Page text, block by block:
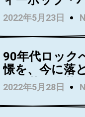
シングル
「Holding」の
を公開！
Kindsightが5月
にデビュー・
ム『Swedish
をリリース！
2022年5月23日
90年代ロック
憬を、今に落
んだ若き俊英
Mommaが日本
ューアルバム
2022年5月28日